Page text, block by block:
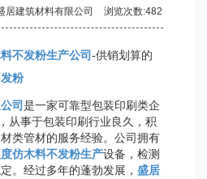
居建筑材料有限公司 浏览次数:482
不发粉生产公司 -供销划算的
粉
司 是一家可靠型包装印刷类企
从事于包装印刷行业良久，积
类管材的服务经验。公司拥有
仿木料不发粉生产设备，检测
。经过多年的蓬勃发展， 盛居